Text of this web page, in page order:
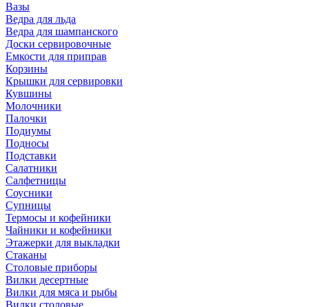
Вазы
Ведра для льда
Ведра для шампанского
Доски сервировочные
Емкости для приправ
Корзины
Крышки для сервировки
Кувшины
Молочники
Палочки
Подиумы
Подносы
Подставки
Салатники
Салфетницы
Соусники
Супницы
Термосы и кофейники
Чайники и кофейники
Этажерки для выкладки
Стаканы
Столовые приборы
Вилки десертные
Вилки для мяса и рыбы
Вилки столовые